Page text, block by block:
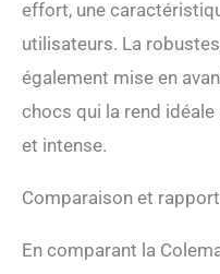
effort, une
utilisateurs. La
également mise en
chocs qui la rend
et intense.
Comparaison et
En comparant la